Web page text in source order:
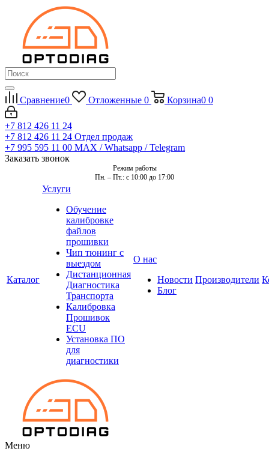
Сравнение0 Отложенные 0 Корзина0 0
+7 812 426 11 24
+7 812 426 11 24 Отдел продаж
+7 995 595 11 00 MAX / Whatsapp / Telegram
Заказать звонок
Режим работы
Пн. – Пт.: с 10:00 до 17:00
Каталог
Услуги
Обучение
калибровке
файлов
прошивки
Чип тюнинг с
выездом
Дистанционная
Диагностика
Транспорта
Калибровка
Прошивок
ECU
Установка ПО
для
диагностики
О нас
Новости
Блог
Производители
Меню